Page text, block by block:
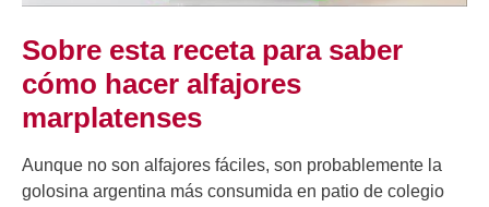
Sobre esta receta para saber
cómo hacer alfajores
marplatenses
Aunque no son alfajores fáciles, son probablemente la
golosina argentina más consumida en patio de colegio